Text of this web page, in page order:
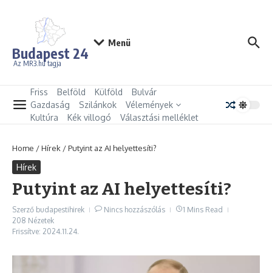
Budapest 24
Az MR3.hu tagja
Menü
Friss Belföld Külföld
Bulvár
Gazdaság
Szilánkok
Vélemények
Kultúra
Kék villogó Választási melléklet
Home /Hírek /Putyint az AI helyettesíti?
Hírek
Putyint az AI helyettesíti?
Szerző budapestihirek Nincs hozzászólás
1 Mins Read
208 Nézetek
Frissítve: 2024.11.24.